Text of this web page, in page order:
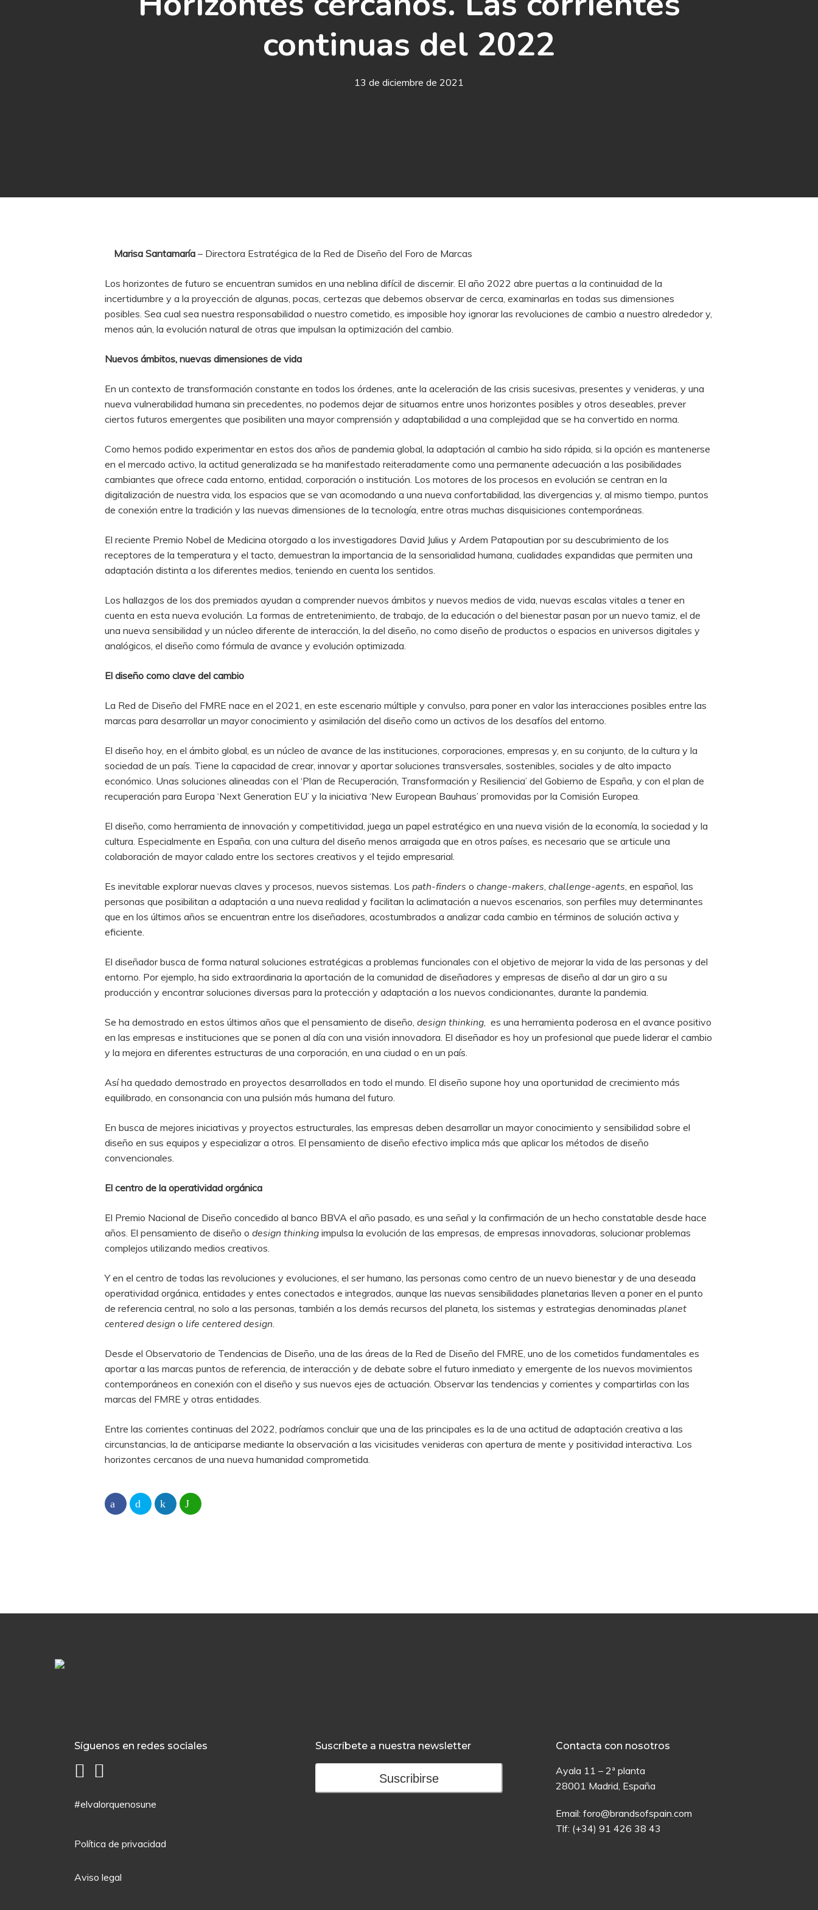
continuas del 2022
13 de diciembre de 2021
Marisa Santamaría – Directora Estratégica de la Red de Diseño del Foro de Marcas
Los horizontes de futuro se encuentran sumidos en una neblina difícil de discernir. El año 2022 abre puertas a la continuidad de la
incertidumbre y a la proyección de algunas, pocas, certezas que debemos observar de cerca, examinarlas en todas sus dimensiones
posibles. Sea cual sea nuestra responsabilidad o nuestro cometido, es imposible hoy ignorar las revoluciones de cambio a nuestro alrededor y,
menos aún, la evolución natural de otras que impulsan la optimización del cambio.
Nuevos ámbitos, nuevas dimensiones de vida
En un contexto de transformación constante en todos los órdenes, ante la aceleración de las crisis sucesivas, presentes y venideras, y una
nueva vulnerabilidad humana sin precedentes, no podemos dejar de situarnos entre unos horizontes posibles y otros deseables, prever
ciertos futuros emergentes que posibiliten una mayor comprensión y adaptabilidad a una complejidad que se ha convertido en norma.
Como hemos podido experimentar en estos dos años de pandemia global, la adaptación al cambio ha sido rápida, si la opción es mantenerse
en el mercado activo, la actitud generalizada se ha manifestado reiteradamente como una permanente adecuación a las posibilidades
cambiantes que ofrece cada entorno, entidad, corporación o institución. Los motores de los procesos en evolución se centran en la
digitalización de nuestra vida, los espacios que se van acomodando a una nueva confortabilidad, las divergencias y, al mismo tiempo, puntos
de conexión entre la tradición y las nuevas dimensiones de la tecnología, entre otras muchas disquisiciones contemporáneas.
El reciente Premio Nobel de Medicina otorgado a los investigadores David Julius y Ardem Patapoutian por su descubrimiento de los
receptores de la temperatura y el tacto, demuestran la importancia de la sensorialidad humana, cualidades expandidas que permiten una
adaptación distinta a los diferentes medios, teniendo en cuenta los sentidos.
Los hallazgos de los dos premiados ayudan a comprender nuevos ámbitos y nuevos medios de vida, nuevas escalas vitales a tener en
cuenta en esta nueva evolución. La formas de entretenimiento, de trabajo, de la educación o del bienestar pasan por un nuevo tamiz, el de
una nueva sensibilidad y un núcleo diferente de interacción, la del diseño, no como diseño de productos o espacios en universos digitales y
analógicos, el diseño como fórmula de avance y evolución optimizada.
El diseño como clave del cambio
La Red de Diseño del FMRE nace en el 2021, en este escenario múltiple y convulso, para poner en valor las interacciones posibles entre las
marcas para desarrollar un mayor conocimiento y asimilación del diseño como un activos de los desafíos del entorno.
El diseño hoy, en el ámbito global, es un núcleo de avance de las instituciones, corporaciones, empresas y, en su conjunto, de la cultura y la
sociedad de un país. Tiene la capacidad de crear, innovar y aportar soluciones transversales, sostenibles, sociales y de alto impacto
económico. Unas soluciones alineadas con el ‘Plan de Recuperación, Transformación y Resiliencia’ del Gobierno de España, y con el plan de
recuperación para Europa ‘Next Generation EU’ y la iniciativa ‘New European Bauhaus’ promovidas por la Comisión Europea.
El diseño, como herramienta de innovación y competitividad, juega un papel estratégico en una nueva visión de la economía, la sociedad y la
cultura. Especialmente en España, con una cultura del diseño menos arraigada que en otros países, es necesario que se articule una
colaboración de mayor calado entre los sectores creativos y el tejido empresarial.
Es inevitable explorar nuevas claves y procesos, nuevos sistemas. Los path-finders o change-makers, challenge-agents, en español, las
personas que posibilitan a adaptación a una nueva realidad y facilitan la aclimatación a nuevos escenarios, son perfiles muy determinantes
que en los últimos años se encuentran entre los diseñadores, acostumbrados a analizar cada cambio en términos de solución activa y
eficiente.
El diseñador busca de forma natural soluciones estratégicas a problemas funcionales con el objetivo de mejorar la vida de las personas y del
entorno. Por ejemplo, ha sido extraordinaria la aportación de la comunidad de diseñadores y empresas de diseño al dar un giro a su
producción y encontrar soluciones diversas para la protección y adaptación a los nuevos condicionantes, durante la pandemia.
Se ha demostrado en estos últimos años que el pensamiento de diseño, design thinking, es una herramienta poderosa en el avance positivo
en las empresas e instituciones que se ponen al día con una visión innovadora. El diseñador es hoy un profesional que puede liderar el cambio
y la mejora en diferentes estructuras de una corporación, en una ciudad o en un país.
Así ha quedado demostrado en proyectos desarrollados en todo el mundo. El diseño supone hoy una oportunidad de crecimiento más
equilibrado, en consonancia con una pulsión más humana del futuro.
En busca de mejores iniciativas y proyectos estructurales, las empresas deben desarrollar un mayor conocimiento y sensibilidad sobre el
diseño en sus equipos y especializar a otros. El pensamiento de diseño efectivo implica más que aplicar los métodos de diseño
convencionales.
El centro de la operatividad orgánica
El Premio Nacional de Diseño concedido al banco BBVA el año pasado, es una señal y la confirmación de un hecho constatable desde hace
años. El pensamiento de diseño o design thinking impulsa la evolución de las empresas, de empresas innovadoras, solucionar problemas
complejos utilizando medios creativos.
Y en el centro de todas las revoluciones y evoluciones, el ser humano, las personas como centro de un nuevo bienestar y de una deseada
operatividad orgánica, entidades y entes conectados e integrados, aunque las nuevas sensibilidades planetarias lleven a poner en el punto
de referencia central, no solo a las personas, también a los demás recursos del planeta, los sistemas y estrategias denominadas planet
centered design o life centered design.
Desde el Observatorio de Tendencias de Diseño, una de las áreas de la Red de Diseño del FMRE, uno de los cometidos fundamentales es
aportar a las marcas puntos de referencia, de interacción y de debate sobre el futuro inmediato y emergente de los nuevos movimientos
contemporáneos en conexión con el diseño y sus nuevos ejes de actuación. Observar las tendencias y corrientes y compartirlas con las
marcas del FMRE y otras entidades.
Entre las corrientes continuas del 2022, podríamos concluir que una de las principales es la de una actitud de adaptación creativa a las
circunstancias, la de anticiparse mediante la observación a las vicisitudes venideras con apertura de mente y positividad interactiva. Los
horizontes cercanos de una nueva humanidad comprometida.
Síguenos en redes sociales
#elvalorquenosune
Política de privacidad
Aviso legal
Suscríbete a nuestra newsletter
Suscribirse
Contacta con nosotros
Ayala 11 – 2ª planta
28001 Madrid, España
Email:foro@brandsofspain.com
Tlf: (+34) 91 426 38 43